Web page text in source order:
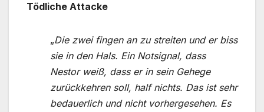
Tödliche Attacke
„Die zwei fingen an zu streiten und er biss
sie in den Hals. Ein Notsignal, dass
Nestor weiß, dass er in sein Gehege
zurückkehren soll, half nichts. Das ist sehr
bedauerlich und nicht vorhergesehen. Es